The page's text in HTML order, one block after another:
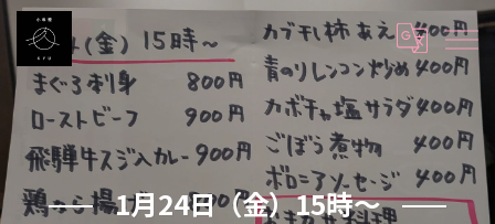
1月24日（金）15時〜